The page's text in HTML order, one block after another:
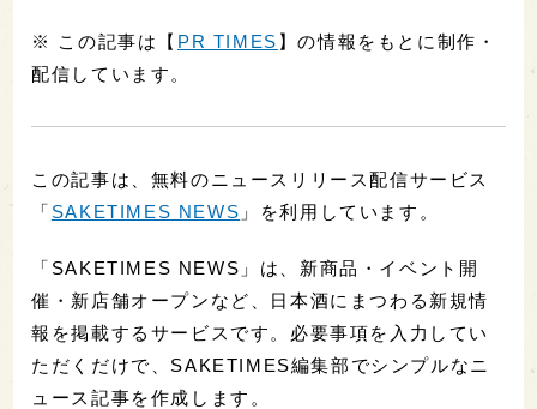
※ この記事は【 PR TIMES 】の情報をもとに制作・
配信しています。
この記事は、無料のニュースリリース配信サービス
「 SAKETIMES NEWS 」を利用しています。
「SAKETIMES NEWS」は、新商品・イベント開
催・新店舗オープンなど、日本酒にまつわる新規情
報を掲載するサービスです。必要事項を入力してい
ただくだけで、SAKETIMES編集部でシンプルなニ
ュース記事を作成します。